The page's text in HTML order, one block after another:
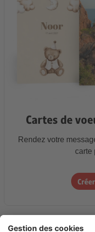
Cartes de
Rendez votre
carte
Tous les prix indiqués sont hors